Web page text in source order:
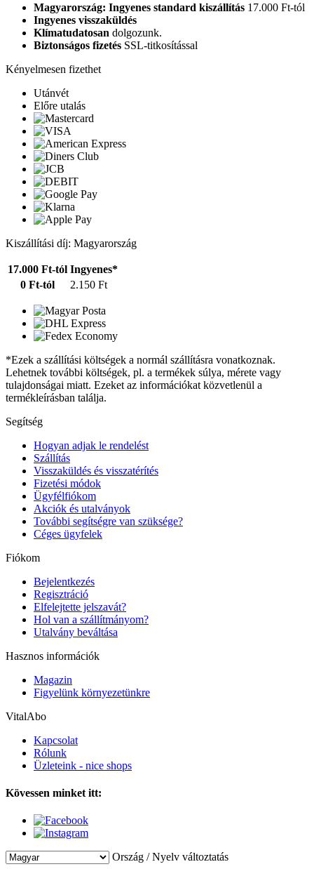
Magyarország: Ingyenes standard kiszállítás 17.000 Ft-tól
Ingyenes visszaküldés
Klímatudatosan dolgozunk.
Biztonságos fizetés SSL-titkosítással
Kényelmesen fizethet
Utánvét
Előre utalás
Kiszállítási díj: Magyarország
17.000 Ft-tól Ingyenes*
0 Ft-tól
2.150 Ft
*Ezek a szállítási költségek a normál szállításra vonatkoznak.
Lehetnek további költségek, pl. a termékek súlya, mérete vagy
tulajdonságai miatt. Ezeket az információkat közvetlenül a
termékleírásban találja.
Segítség
Hogyan adjak le rendelést
Szállítás
Visszaküldés és visszatérítés
Fizetési módok
Ügyfélfiókom
Akciók és utalványok
További segítségre van szüksége?
Céges ügyfelek
Fiókom
Bejelentkezés
Regisztráció
Elfelejtette jelszavát?
Hol van a szállítmányom?
Utalvány beváltása
Hasznos információk
Magazin
Figyelünk környezetünkre
VitalAbo
Kapcsolat
Rólunk
Üzleteink - nice shops
Kövessen minket itt:
Ország / Nyelv változtatás